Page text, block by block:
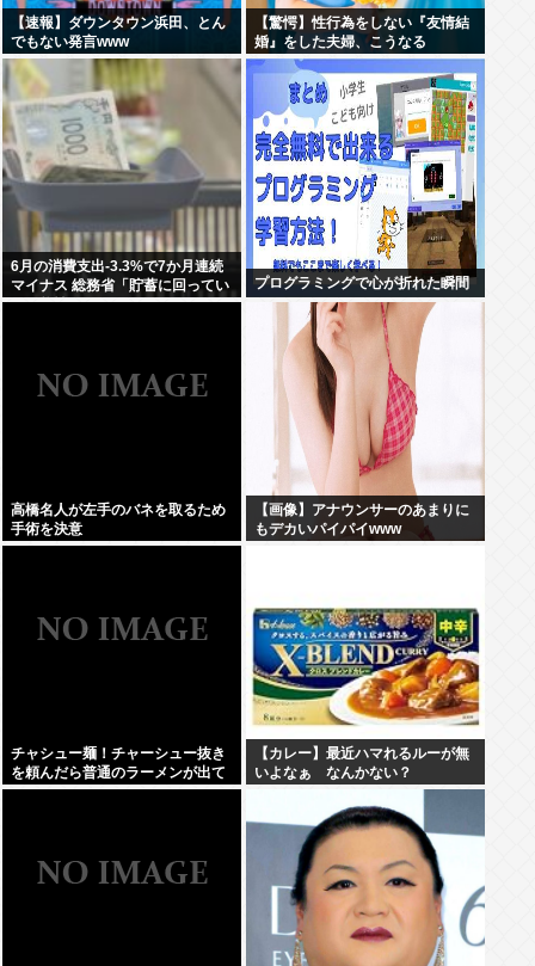
【速報】ダウンタウン浜田、とん
でもない発言www
【驚愕】性行為をしない『友情結
婚』をした夫婦、こうなる
⇒･･･！！！
6月の消費支出-3.3%で7か月連続
マイナス 総務省「貯蓄に回ってい
る可能性」
プログラミングで心が折れた瞬間
高橋名人が左手のバネを取るため
手術を決意
【画像】アナウンサーのあまりに
もデカいパイパイwww
チャシュー麺！チャーシュー抜き
を頼んだら普通のラーメンが出て
きたんだが、これっておかしくね
【カレー】最近ハマれるルーが無
いよなぁ なんかない？